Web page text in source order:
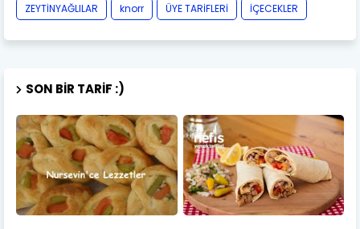
ZEYTİNYAĞLILAR
knorr ÜYE TARİFLERİ İÇECEKLER
SON BIR TARIF :)